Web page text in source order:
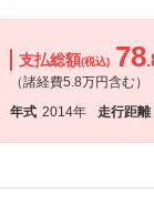
支払総額(税込) 78
（諸経費5.8万円含む）
年式 2014年 走行距離